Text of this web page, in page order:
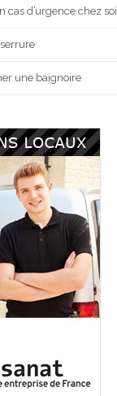
cas d’urgence chez soi
une baignoire